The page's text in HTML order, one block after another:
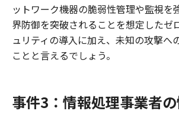
ットワーク機器の脆弱性管理や監視を
界防御を突破されることを想定したゼ
ュリティの導入に加え、未知の攻撃へ
ことと言えるでしょう。
事件3：情報処理事業者